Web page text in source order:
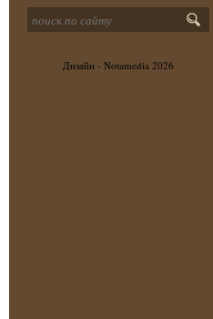
Дизайн - Notamedia 2026